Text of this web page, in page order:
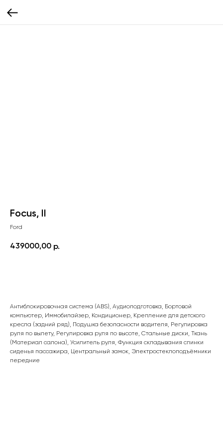
Focus, II
Ford
439000,00 р.
Антиблокировочная система (ABS), Аудиоподготовка, Бортовой
компьютер, Иммобилайзер, Кондиционер, Крепление для детского
кресла (задний ряд), Подушка безопасности водителя, Регулировка
руля по вылету, Регулировка руля по высоте, Стальные диски, Ткань
(Материал салона), Усилитель руля, Функция складывания спинки
сиденья пассажира, Центральный замок, Электростеклоподъёмники
передние